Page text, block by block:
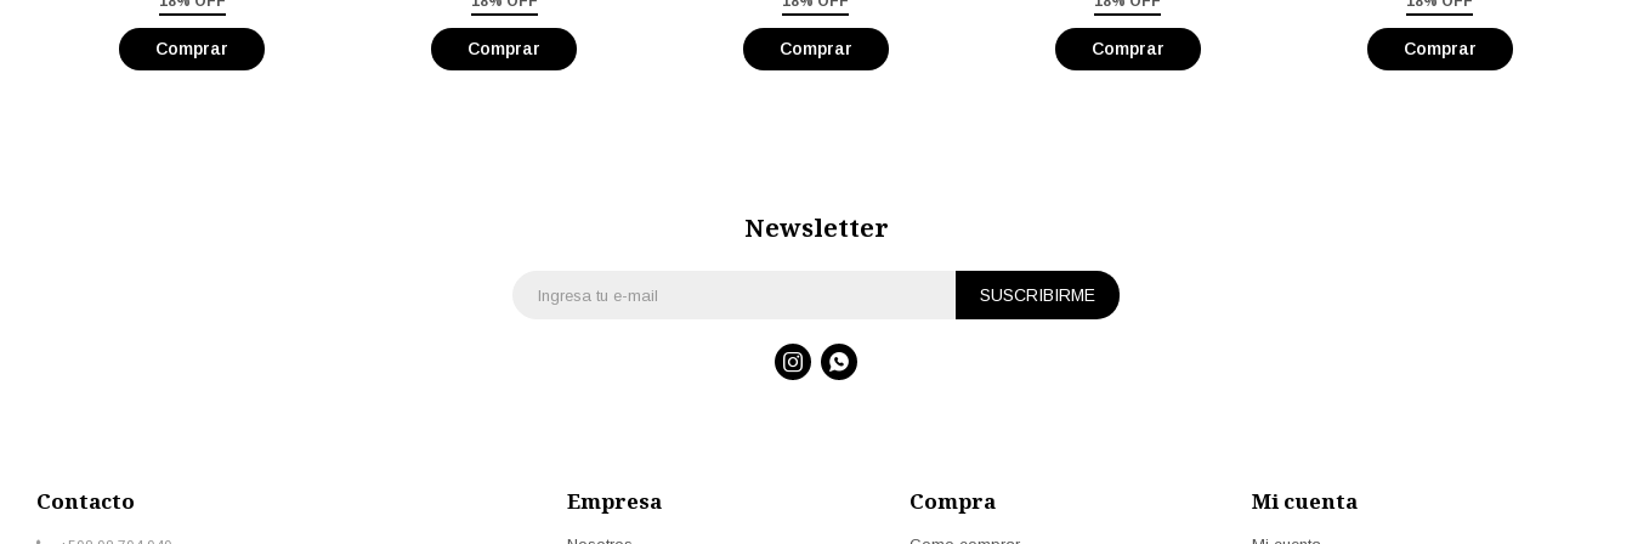
Contacto Empresa Compra Mi cuenta
Newsletter
SUSCRIBIRME
 